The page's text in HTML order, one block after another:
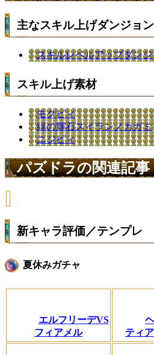
主なスキル上げダンジョン
スキルレベルアップダン
スキル上げ素材
モクピィ
緑の輝石スイランノカガミ
ニジピィ
パズドラの関連記事
新キャラ評価／テンプレ
夏休みガチャ
エルフリーデVS
フィアメル
ティア